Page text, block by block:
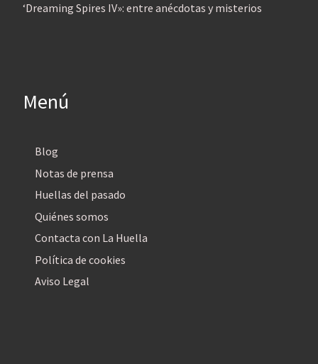
‘Dreaming Spires IV»: entre anécdotas y misterios
Menú
Blog
Notas de prensa
Huellas del pasado
Quiénes somos
Contacta con La Huella
Política de cookies
Aviso Legal